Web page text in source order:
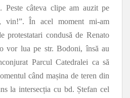
Peste câteva clipe am auzit pe
vin!”. În acel moment mi-am
protestatari condusă de Renato
vor lua pe str. Bodoni, însă au
Parcul Catedralei ca să
când mașina de teren din
la intersecția cu bd. Ștefan cel